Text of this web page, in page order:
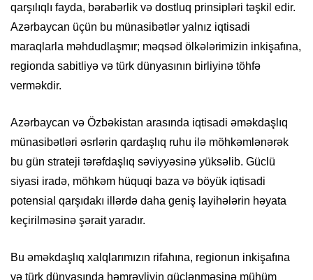
qarşılıqlı fayda, bərabərlik və dostluq prinsipləri təşkil edir.
Azərbaycan üçün bu münasibətlər yalnız iqtisadi
maraqlarla məhdudlaşmır; məqsəd ölkələrimizin inkişafına,
regionda sabitliyə və türk dünyasının birliyinə töhfə
verməkdir.
Azərbaycan və Özbəkistan arasında iqtisadi əməkdaşlıq
münasibətləri əsrlərin qardaşlıq ruhu ilə möhkəmlənərək
bu gün strateji tərəfdaşlıq səviyyəsinə yüksəlib. Güclü
siyasi iradə, möhkəm hüquqi baza və böyük iqtisadi
potensial qarşıdakı illərdə daha geniş layihələrin həyata
keçirilməsinə şərait yaradır.
Bu əməkdaşlıq xalqlarımızın rifahına, regionun inkişafına
və türk dünyasında həmrəyliyin güclənməsinə mühüm